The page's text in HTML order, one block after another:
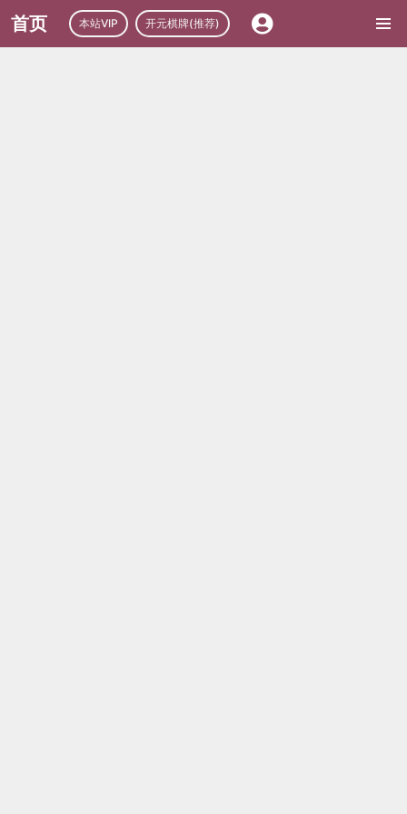
首页 本站VIP 开元棋牌(推荐)